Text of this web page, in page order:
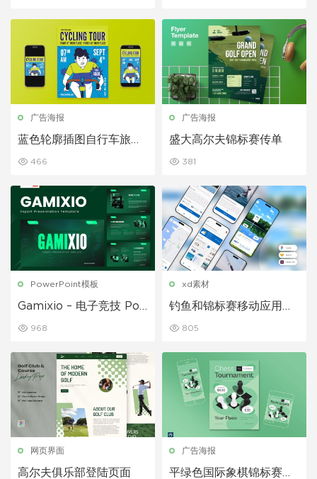
广告海报
蓝色轮廓插图自行车旅游
466
广告海报
盛大高尔夫锦标赛传单
381
PowerPoint模板
Gamixio – 电子竞技 Po
968
xd素材
钓鱼和锦标赛移动应用程
805
网页界面
高尔夫俱乐部登陆页面
广告海报
平绿色国际象棋锦标赛传